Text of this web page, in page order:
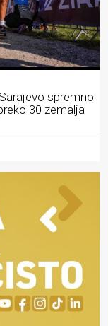
spremno
30 zemalja